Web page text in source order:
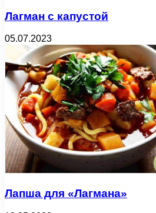
Лагман с капустой
05.07.2023
Лапша для «Лагмана»